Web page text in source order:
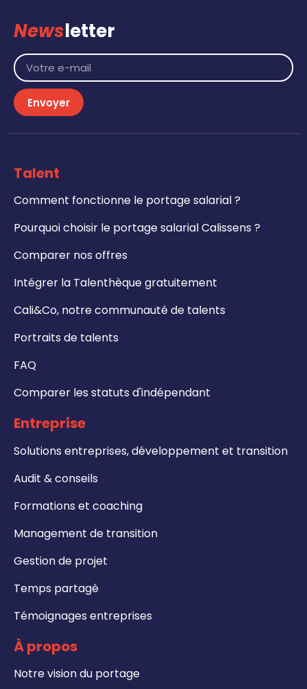
Newsletter
Envoyer
Talent
Comment fonctionne le portage salarial ?
Pourquoi choisir le portage salarial Calissens ?
Comparer nos offres
Intégrer la Talenthèque gratuitement
Cali&Co, notre communauté de talents
Portraits de talents
FAQ
Comparer les statuts d'indépendant
Entreprise
Solutions entreprises, développement et transition
Audit & conseils
Formations et coaching
Management de transition
Gestion de projet
Temps partagé
Témoignages entreprises
À propos
Notre vision du portage